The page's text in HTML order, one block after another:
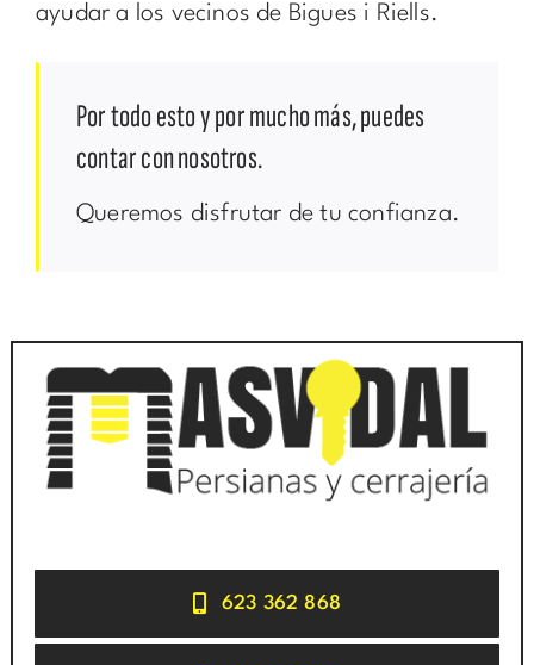
ayudar a los vecinos de Bigues i Riells.
Por todo esto y por mucho más, puedes
contar con nosotros.
Queremos disfrutar de tu confianza.
623 362 868